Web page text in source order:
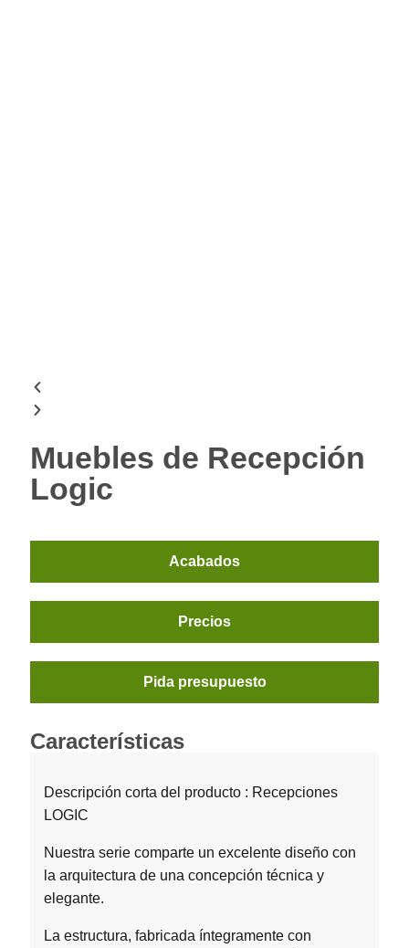
Muebles de Recepción
Logic
Acabados
Precios
Pida presupuesto
Características
Descripción corta del producto : Recepciones
LOGIC
Nuestra serie comparte un excelente diseño con
la arquitectura de una concepción técnica y
elegante.
La estructura, fabricada íntegramente con